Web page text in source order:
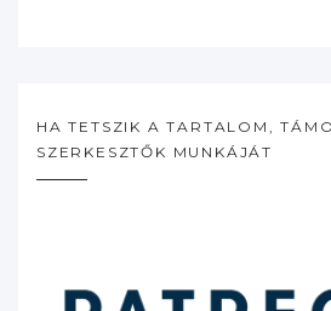
HA TETSZIK A TARTALOM,
SZERKESZTŐK MUNKÁJÁT